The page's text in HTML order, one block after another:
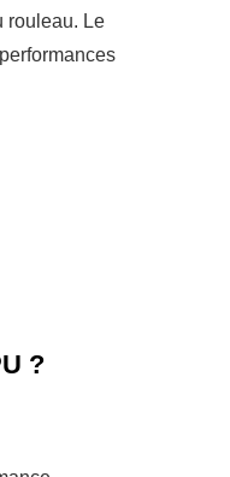
rouleau. Le
?